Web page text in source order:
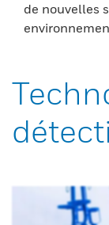
de nouvelles